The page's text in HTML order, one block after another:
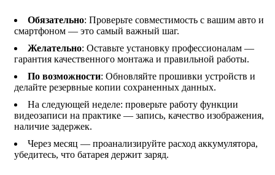
Обязательно: Проверьте совместимость с вашим авто и
смартфоном — это самый важный шаг.
Желательно: Оставьте установку профессионалам —
гарантия качественного монтажа и правильной работы.
По возможности: Обновляйте прошивки устройств и
делайте резервные копии сохраненных данных.
На следующей неделе: проверьте работу функции
видеозаписи на практике — запись, качество изображения,
наличие задержек.
Через месяц — проанализируйте расход аккумулятора,
убедитесь, что батарея держит заряд.